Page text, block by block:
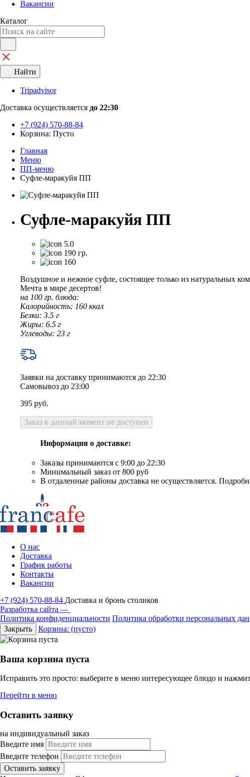
Вакансии
Каталог
Найти
Tripadvisor
Доставка осуществляется до 22:30
+7 (924) 570-88-84
Корзина: Пусто
Главная
Меню
ПП-меню
Суфле-маракуйя ПП
Суфле-маракуйя ПП
5.0
190 гр.
160
Воздушное и нежное суфле, состоящее только из натуральных
Мечта в мире десертов!
на 100 гр. блюда:
Калорийность: 160 ккал
Белки: 3.5 г
Жиры: 6.5 г
Углеводы: 23 г
Заявки на доставку принимаются до 22:30
Самовывоз до 23:00
395 руб.
Заказ в данный момент не доступен
Информация о доставке:
Заказы принимаются с 9:00 до 22:30
Минимальный заказ от 800 руб
В отдаленные районы доставка не осуществляется.
О нас
Доставка
График работы
Контакты
Вакансии
+7 (924) 570-88-84 Доставка и бронь столиков
Разработка сайта —
Политика конфиденциальности Политика обработки персональных
Закрыть
Корзина: (пусто)
Ваша корзина пуста
Исправить это просто: выберите в меню интересующее блюдо и
Перейти в меню
Оставить заявку
на индивидуальный заказ
Введите имя
Введите телефон
Оставить заявку